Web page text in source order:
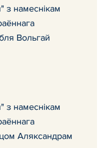
з намеснікам
Вольгай
з намеснікам
Аляксандрам